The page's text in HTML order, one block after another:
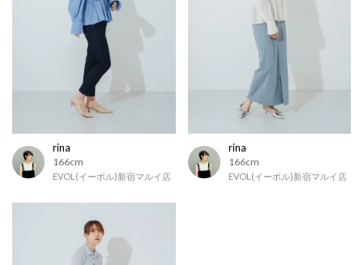
rina
166cm
EVOL(イーボル)新宿マルイ店
rina
166cm
EVOL(イーボル)新宿マルイ店